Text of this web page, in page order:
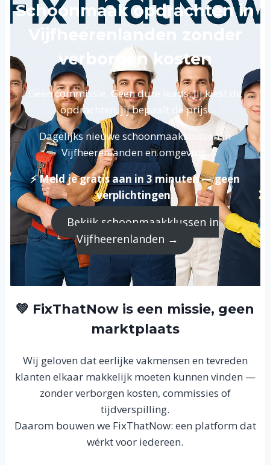
Schoonmaak opdrachten in
verborgen kosten
Geen commissie. Geen dure leads. Jij kiest de
opdrachten, jij bepaalt de prijs.
Dagelijks nieuwe schoonmaakklussen in
Vijfheerenlanden en omgeving.
⚡ Meld je gratis aan in 3 minuten — geen
verplichtingen.
Bekijk schoonmaakklussen in
Vijfheerenlanden →
💚 FixThatNow is een missie, geen
marktplaats
Wij geloven dat eerlijke vakmensen en tevreden
klanten elkaar makkelijk moeten kunnen vinden —
zonder verborgen kosten, commissies of
tijdverspilling.
Daarom bouwen we FixThatNow: een platform dat
wérkt voor iedereen.